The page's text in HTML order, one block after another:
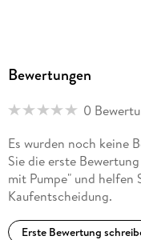
Bewertungen
0
Es wurden noch keine
Sie die erste
mit Pumpe" und helfen
Kaufentscheidung.
Erste Bewertung